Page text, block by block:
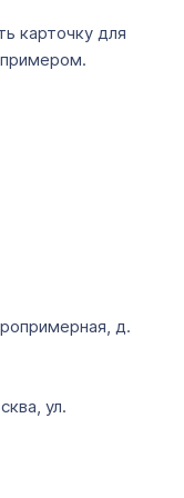
карточку для
д.
ул.